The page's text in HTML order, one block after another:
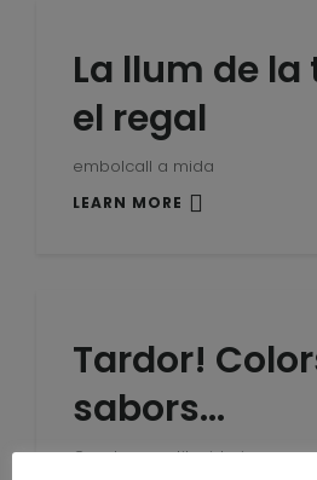
La llum de la
el regal
embolcall a mida
LEARN MORE
Tardor!
sabors…
Quaderns estil midori